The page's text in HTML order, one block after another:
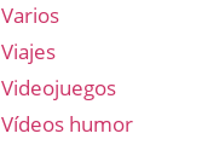
Varios
Viajes
Videojuegos
Vídeos humor